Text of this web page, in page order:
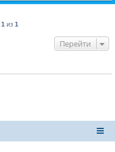
1 из 1
Перейти